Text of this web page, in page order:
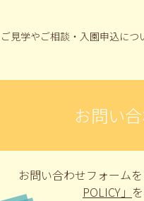
ご見学やご相談・入園申込につ
お問い
お問い合わせフォームを
POLICY」